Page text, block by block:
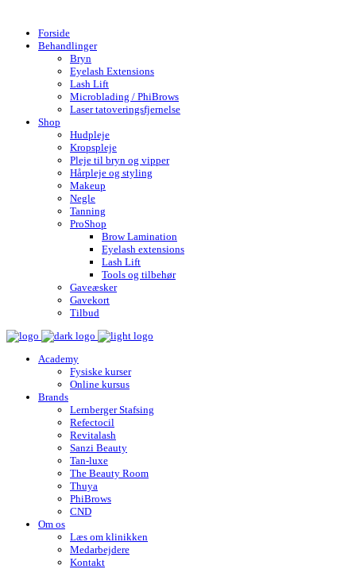
Forside
Behandlinger
Bryn
Eyelash Extensions
Lash Lift
Microblading / PhiBrows
Laser tatoveringsfjernelse
Shop
Hudpleje
Kropspleje
Pleje til bryn og vipper
Hårpleje og styling
Makeup
Negle
Tanning
ProShop
Brow Lamination
Eyelash extensions
Lash Lift
Tools og tilbehør
Gaveæsker
Gavekort
Tilbud
Academy
Fysiske kurser
Online kursus
Brands
Lernberger Stafsing
Refectocil
Revitalash
Sanzi Beauty
Tan-luxe
The Beauty Room
Thuya
PhiBrows
CND
Om os
Læs om klinikken
Medarbejdere
Kontakt